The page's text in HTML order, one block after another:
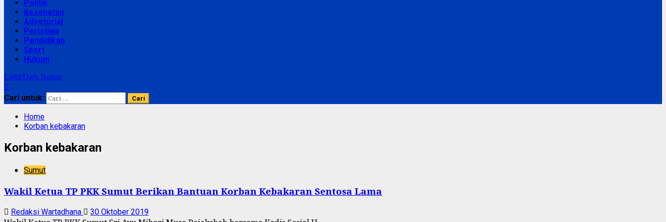
Politik
Kesehatan
Advetorial
Peristiwa
Pendidikan
Sport
Hukum
Light/Dark Button
Cari untuk:
Home
Korban kebakaran
Korban kebakaran
Sumut
Wakil Ketua TP PKK Sumut Berikan Bantuan Korban Kebakaran Sentosa Lama
Redaksi Wartadhana 30 Oktober 2019